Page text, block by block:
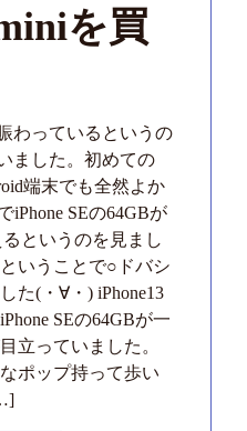
を買
わっているというの
ました。初めての
端末でも全然よか
iPhone SEの64GBが
というのを見まし
いうことで○ドバシ
た(・∀・) iPhone13
SEの64GBが一
立っていました。
ポップ持って歩い